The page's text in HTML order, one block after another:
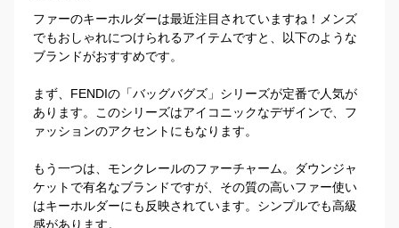
ファーのキーホルダーは最近注目されていますね！メンズ
でもおしゃれにつけられるアイテムですと、以下のような
ブランドがおすすめです。
まず、FENDIの「バッグバグズ」シリーズが定番で人気が
あります。このシリーズはアイコニックなデザインで、フ
ァッションのアクセントにもなります。
もう一つは、モンクレールのファーチャーム。ダウンジャ
ケットで有名なブランドですが、その質の高いファー使い
はキーホルダーにも反映されています。シンプルでも高級
感があります。